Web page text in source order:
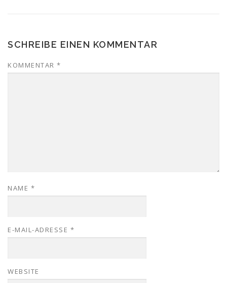
SCHREIBE EINEN KOMMENTAR
KOMMENTAR *
NAME *
E-MAIL-ADRESSE *
WEBSITE